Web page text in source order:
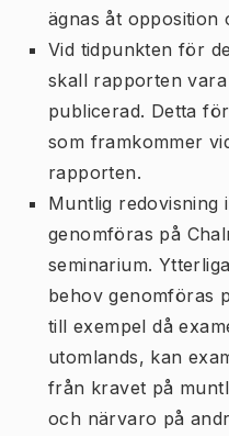
ägnas åt opposition
Vid tidpunkten för
skall rapporten
publicerad. Detta
som framkommer
rapporten.
Muntlig redovisning
genomföras på
seminarium.
behov genomföras
till exempel då
utomlands, kan
från kravet på
och närvaro på